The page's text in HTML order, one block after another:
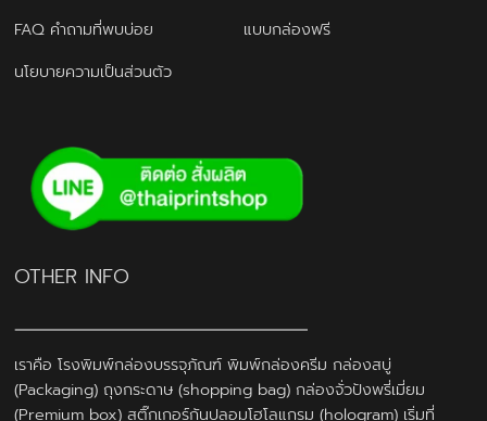
FAQ คำถามที่พบบ่อย
แบบกล่องฟรี
นโยบายความเป็นส่วนตัว
OTHER INFO
เราคือ โรงพิมพ์กล่องบรรจุภัณฑ์ พิมพ์กล่องครีม กล่องสบู่
(Packaging) ถุงกระดาษ (shopping bag) กล่องจั่วปังพรี่เมี่ยม
(Premium box) สติ๊กเกอร์กันปลอมโฮโลแกรม (hologram) เริ่มที่